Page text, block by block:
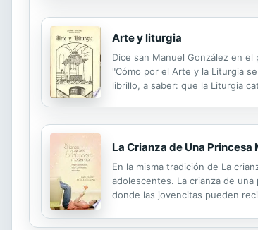
Arte y liturgia
Dice san Manuel González en
"Cómo por el Arte y la Liturgia
librillo, a saber: que la Liturgia
La Crianza de Una Princesa
En la misma tradición de La
adolescentes. La crianza de
donde las jovencitas pueden